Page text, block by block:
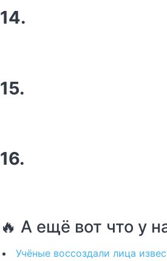
14.
15.
16.
🔥 А ещё вот что у
Учёные воссоздали лица